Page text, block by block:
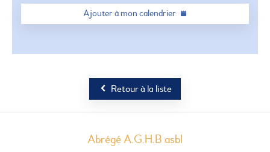
Ajouter à mon calendrier
Retour à la liste
Abrégé A.G.H.B asbl